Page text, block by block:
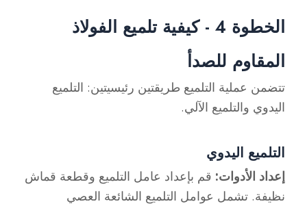
الخطوة 4 - كيفية تلميع الفولاذ
المقاوم للصدأ
تتضمن عملية التلميع طريقتين رئيسيتين: التلميع
اليدوي والتلميع الآلي.
التلميع اليدوي
إعداد الأدوات: قم بإعداد عامل التلميع وقطعة قماش
نظيفة. تشمل عوامل التلميع الشائعة العصي